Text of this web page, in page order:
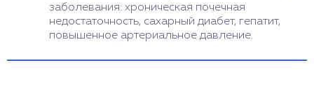
заболевания: хроническая почечная
недостаточность, сахарный диабет, гепатит,
повышенное артериальное давление.